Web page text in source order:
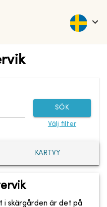
SÖK
Välj filter
KARTVY
i skärgården är det på